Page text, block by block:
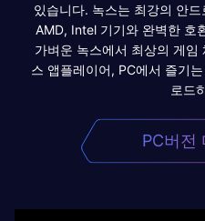
있습니다. 녹스는 최강의 안
AMD, Intel 기기와 완벽한 호
가벼운 녹스에서 최상의 게
스 앱플레이어, PC에서 즐기
로드
PC버전